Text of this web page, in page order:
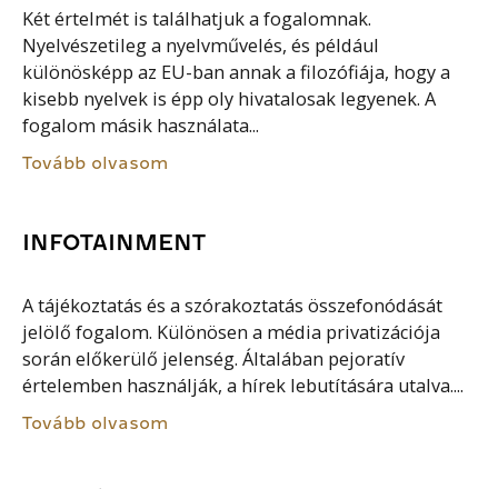
Két értelmét is találhatjuk a fogalomnak.
Nyelvészetileg a nyelvművelés, és például
különösképp az EU-ban annak a filozófiája, hogy a
kisebb nyelvek is épp oly hivatalosak legyenek. A
fogalom másik használata...
Tovább olvasom
INFOTAINMENT
A tájékoztatás és a szórakoztatás összefonódását
jelölő fogalom. Különösen a média privatizációja
során előkerülő jelenség. Általában pejoratív
értelemben használják, a hírek lebutítására utalva....
Tovább olvasom